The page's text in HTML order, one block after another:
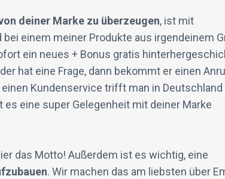
deiner Marke zu überzeugen, ist mit
einem meiner Produkte aus irgendeinem
ein neues + Bonus gratis
hat eine Frage, dann bekommt er einen
Kundenservice trifft man in Deutschland
es eine super Gelegenheit mit deiner Marke
das Motto! Außerdem ist es wichtig, eine
. Wir machen das am liebsten über